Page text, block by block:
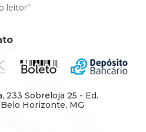
leitor"
233 Sobreloja 25 - Ed.
Horizonte, MG